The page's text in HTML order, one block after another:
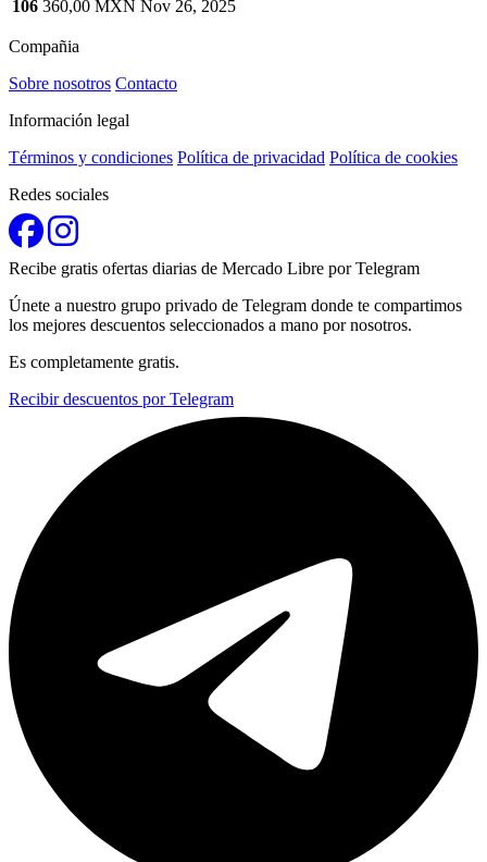
106 360,00 MXN Nov 26, 2025
Compañia
Sobre nosotros Contacto
Información legal
Términos y condiciones Política de privacidad Política de cookies
Redes sociales
Recibe gratis ofertas diarias de Mercado Libre por Telegram
Únete a nuestro grupo privado de Telegram donde te compartimos
los mejores descuentos seleccionados a mano por nosotros.
Es completamente gratis.
Recibir descuentos por Telegram